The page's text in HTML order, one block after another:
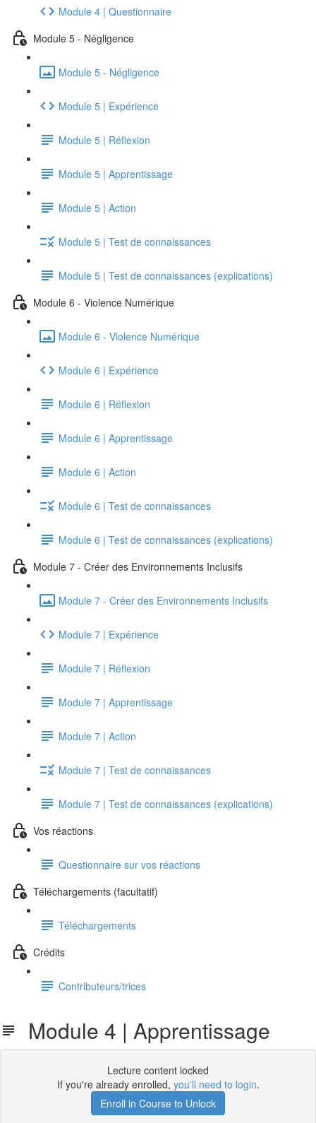
Module 4 | Questionnaire
Module 5 - Négligence
Module 5 - Négligence
Module 5 | Expérience
Module 5 | Réflexion
Module 5 | Apprentissage
Module 5 | Action
Module 5 | Test de connaissances
Module 5 | Test de connaissances (explications)
Module 6 - Violence Numérique
Module 6 - Violence Numérique
Module 6 | Expérience
Module 6 | Réflexion
Module 6 | Apprentissage
Module 6 | Action
Module 6 | Test de connaissances
Module 6 | Test de connaissances (explications)
Module 7 - Créer des Environnements Inclusifs
Module 7 - Créer des Environnements Inclusifs
Module 7 | Expérience
Module 7 | Réflexion
Module 7 | Apprentissage
Module 7 | Action
Module 7 | Test de connaissances
Module 7 | Test de connaissances (explications)
Vos réactions
Questionnaire sur vos réactions
Téléchargements (facultatif)
Téléchargements
Crédits
Contributeurs/trices
Module 4 | Apprentissage
Lecture content locked
If you're already enrolled, you'll need to login.
Enroll in Course to Unlock